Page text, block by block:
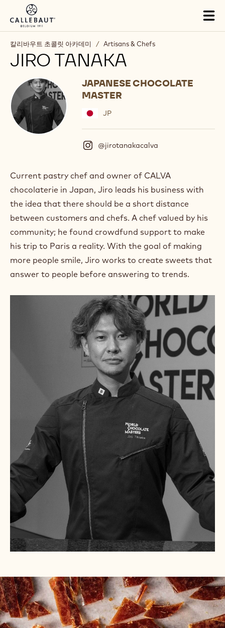
Skip to main content
칼리바우트 초콜릿 아카데미 / Artisans & Chefs
JIRO TANAKA
JAPANESE CHOCOLATE
MASTER
JP
@jirotanakacalva
s
a
g
a
m
)
.
O
e
s
i
n
a
w
i
n
d
o
Current pastry chef and owner of CALVA
chocolaterie in Japan, Jiro leads his business with
the idea that there should be a short distance
between customers and chefs. A chef valued by his
community; he found crowdfund support to make
his trip to Paris a reality. With the goal of making
more people smile, Jiro works to create sweets that
answer to people before answering to trends.